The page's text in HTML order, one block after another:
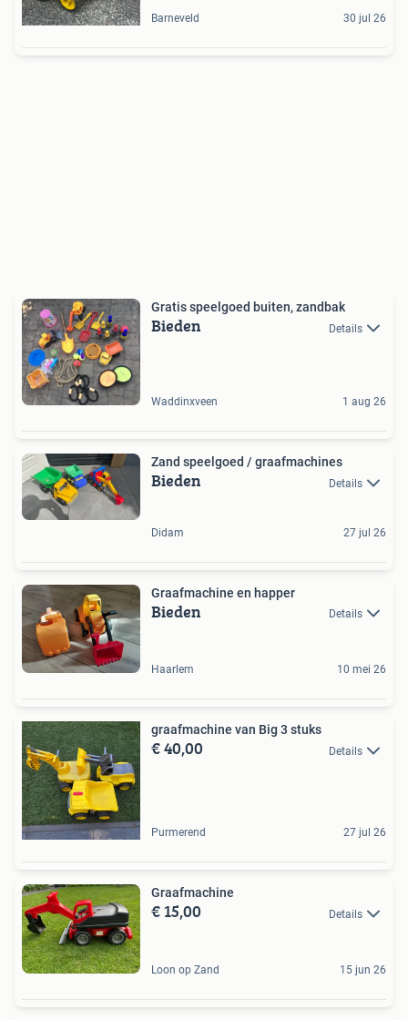
Barneveld 30 jul 26
Gratis speelgoed buiten, zandbak
Bieden Details
Waddinxveen 1 aug 26
Zand speelgoed / graafmachines
Bieden Details
Didam 27 jul 26
Graafmachine en happer
Bieden Details
Haarlem 10 mei 26
graafmachine van Big 3 stuks
€ 40,00 Details
Purmerend 27 jul 26
Graafmachine
€ 15,00 Details
Loon op Zand 15 jun 26